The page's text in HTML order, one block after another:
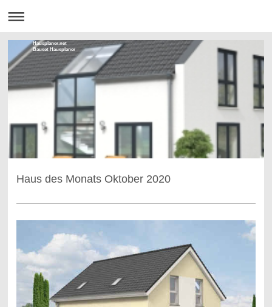
Hausplaner.net
Bauset Hausplaner
Haus des Monats Oktober 2020